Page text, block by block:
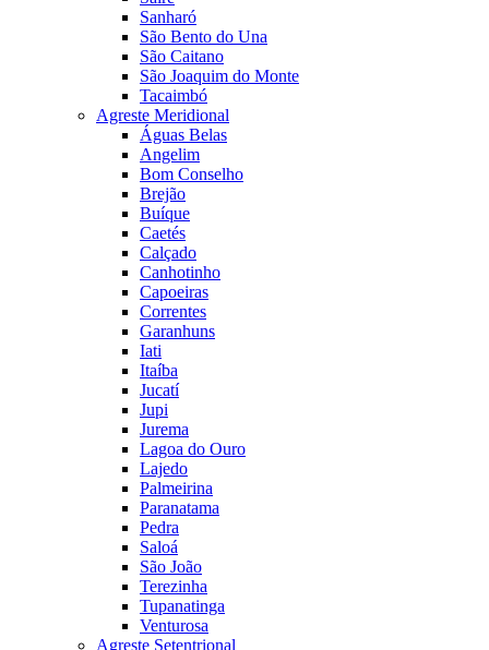
Sanharó
São Bento do Una
São Caitano
São Joaquim do Monte
Tacaimbó
Agreste Meridional
Águas Belas
Angelim
Bom Conselho
Brejão
Buíque
Caetés
Calçado
Canhotinho
Capoeiras
Correntes
Garanhuns
Iati
Itaíba
Jucatí
Jupi
Jurema
Lagoa do Ouro
Lajedo
Palmeirina
Paranatama
Pedra
Saloá
São João
Terezinha
Tupanatinga
Venturosa
Agreste Setentrional